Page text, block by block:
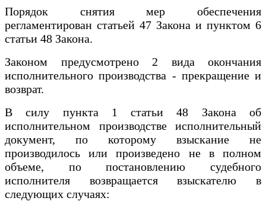
Порядок снятия мер обеспечения
регламентирован статьей 47 Закона и пунктом 6
статьи 48 Закона.
Законом предусмотрено 2 вида окончания
исполнительного производства ‑ прекращение и
возврат.
В силу пункта 1 статьи 48 Закона об
исполнительном производстве исполнительный
документ, по которому взыскание не
производилось или произведено не в полном
объеме, по постановлению судебного
исполнителя возвращается взыскателю в
следующих случаях: